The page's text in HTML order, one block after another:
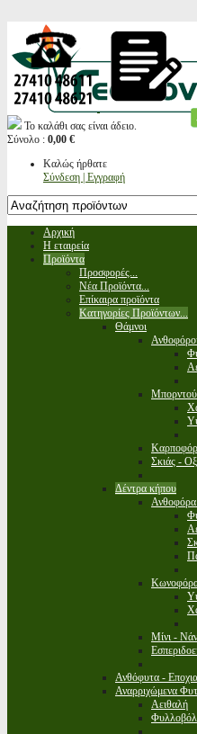
Το καλάθι σας είναι άδειο.
Σύνολο : 0,00 €
Καλώς ήρθατε
Σύνδεση | Εγγραφή
Αρχική
Η εταιρεία
Προϊόντα
Προσφορές...
Νέα Προϊόντα...
Επίκαιρα προϊόντα
Κατηγορίες Προϊόντων...
Θάμνοι
Σκιάς -
Δέντρα κήπου
Ανθοφόρα
Μίνι -
Ανθόφυτα -
Αναρριχώμενα
Αειθαλή